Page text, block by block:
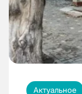
Актуальное